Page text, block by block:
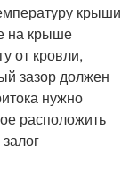
крыши
на крыше
от кровли,
зазор должен
нужно
расположить